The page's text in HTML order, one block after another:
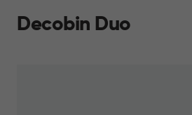
Decobin Duo